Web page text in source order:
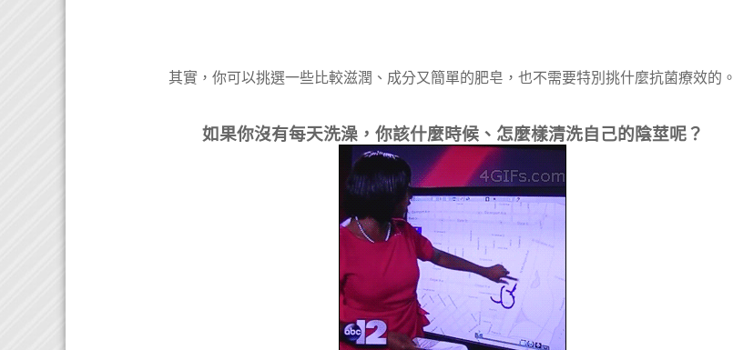
其實，你可以挑選一些比較滋潤、成分又簡單的肥皂，也不需要特別挑什麼抗菌療效的。
如果你沒有每天洗澡，你該什麼時候、怎麼樣清洗自己的陰莖呢？